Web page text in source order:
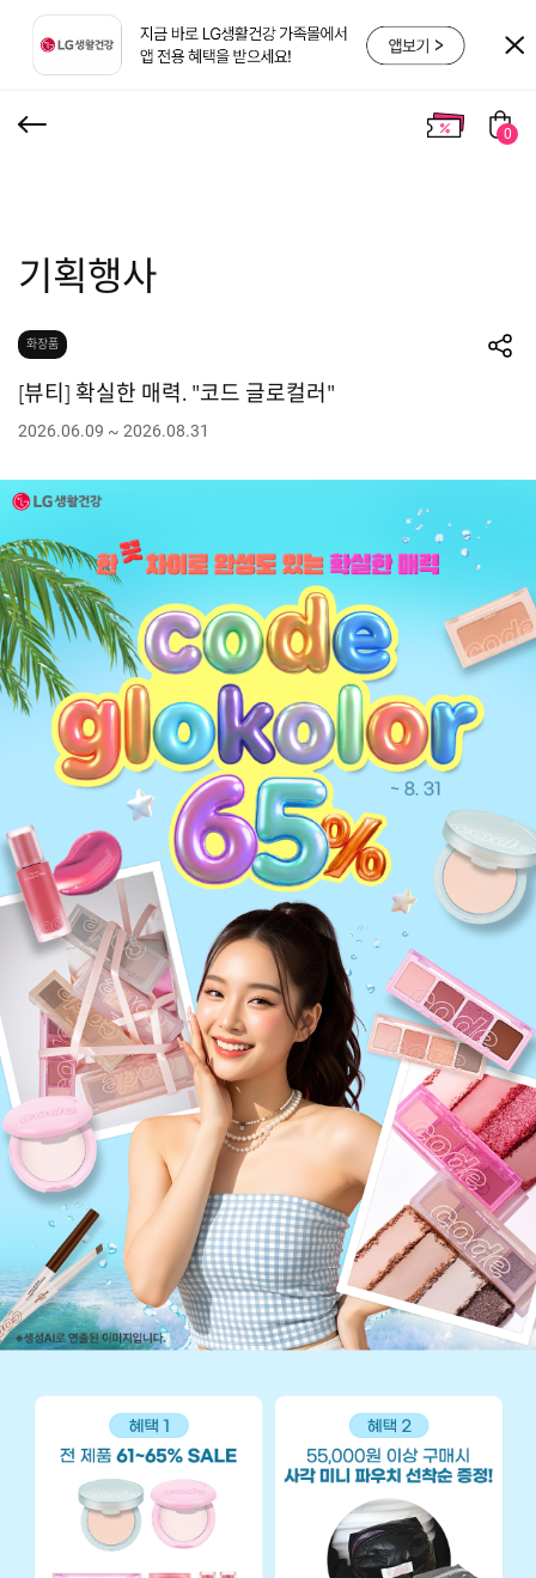
0
기획행사
화장품
[뷰티] 확실한 매력. "코드 글로컬러"
2026.06.09 ~ 2026.08.31